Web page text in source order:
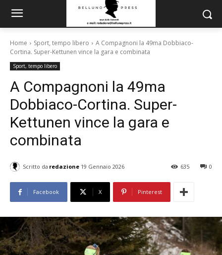
Home Sport, tempo libero
A Compagnoni la 49ma Dobbiaco-
Cortina. Super-Kettunen vince la gara e combinata
Sport, tempo libero
A Compagnoni la 49ma
Dobbiaco-Cortina. Super-
Kettunen vince la gara e
combinata
Scritto da redazione 19 Gennaio 2026 0
635
Facebook X Pinterest